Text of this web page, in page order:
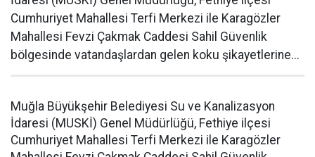
Cumhuriyet Mahallesi Terfi Merkezi ile Karagözler
Mahallesi Fevzi Çakmak Caddesi Sahil Güvenlik
bölgesinde vatandaşlardan gelen koku şikayetlerine...
Muğla Büyükşehir Belediyesi Su ve Kanalizasyon
İdaresi (MUSKİ) Genel Müdürlüğü, Fethiye ilçesi
Cumhuriyet Mahallesi Terfi Merkezi ile Karagözler